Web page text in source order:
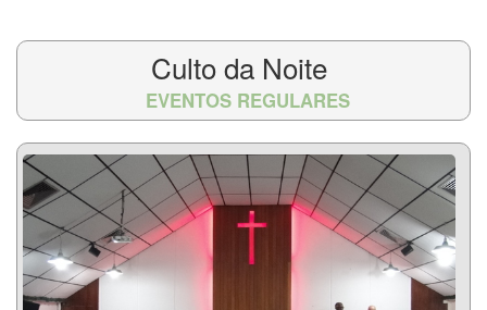
Culto da Noite
EVENTOS REGULARES